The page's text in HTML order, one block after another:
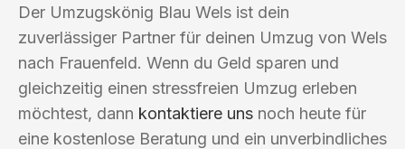
Der Umzugskönig Blau Wels ist dein
zuverlässiger Partner für deinen Umzug von Wels
nach Frauenfeld. Wenn du Geld sparen und
gleichzeitig einen stressfreien Umzug erleben
möchtest, dann kontaktiere uns noch heute für
eine kostenlose Beratung und ein unverbindliches